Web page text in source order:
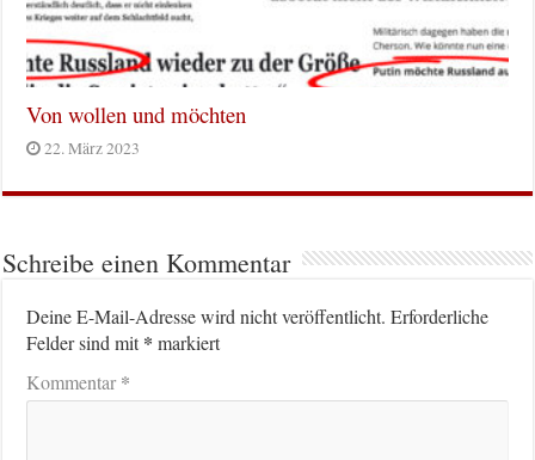
Von wollen und möchten
22. März 2023
Schreibe einen Kommentar
Deine E-Mail-Adresse wird nicht veröffentlicht. Erforderliche
Felder sind mit* markiert
Kommentar*